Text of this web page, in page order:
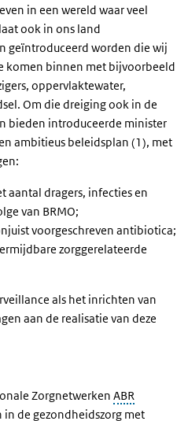
in een wereld waar veel
ook in ons land
geïntroduceerd worden die wij
komen binnen met bijvoorbeeld
oppervlaktewater,
Om die dreiging ook in de
bieden introduceerde minister
ambitieus beleidsplan (1), met
aantal dragers, infecties en
van BRMO;
voorgeschreven antibiotica;
zorggerelateerde
als het inrichten van
aan de realisatie van deze
Zorgnetwerken ABR
de gezondheidszorg met